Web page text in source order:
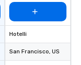
Hotelli
San Francisco, US